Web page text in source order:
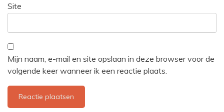
Site
Mijn naam, e-mail en site opslaan in deze browser voor de
volgende keer wanneer ik een reactie plaats.